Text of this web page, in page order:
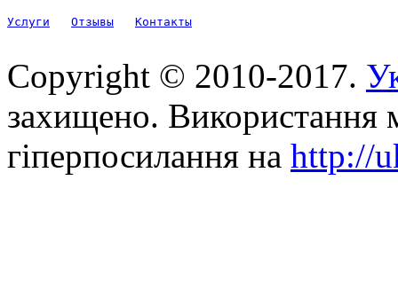
Услуги Отзывы Контакты
Copyright © 2010-2017.
захищено. Використання
гіперпосилання на http://